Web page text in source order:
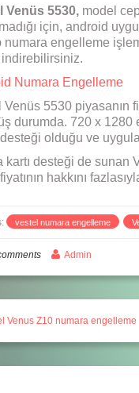
Venüs 5530, model
için, android
numara engelleme
indirebilirsiniz.
Numara Engelleme
Venüs 5530 piyasanın
durumda. 720 x 1280
olduğu ve
kartı desteği de
hakkını
vestel numara engelleme
Admin
Venus Z10 numara engelleme